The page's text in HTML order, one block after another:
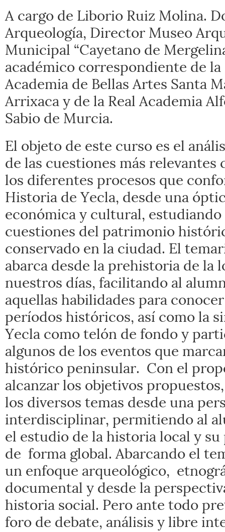
A cargo de Liborio Ruiz Molina.
Arqueología, Director Museo
Municipal “Cayetano de
académico correspondiente de la
Academia de Bellas Artes Santa
Arrixaca y de la Real Academia
Sabio de Murcia.
El objeto de este curso es el
de las cuestiones más relevantes
los diferentes procesos que
Historia de Yecla, desde una
económica y cultural, estudiando
cuestiones del patrimonio
conservado en la ciudad. El
abarca desde la prehistoria de la
nuestros días, facilitando al
aquellas habilidades para
períodos históricos, así como la
Yecla como telón de fondo y
algunos de los eventos que
histórico peninsular. Con el
alcanzar los objetivos
los diversos temas desde una
interdisciplinar, permitiendo al
el estudio de la historia local y
de forma global. Abarcando el
un enfoque arqueológico,
documental y desde la
historia social. Pero ante todo
foro de debate, análisis y libre